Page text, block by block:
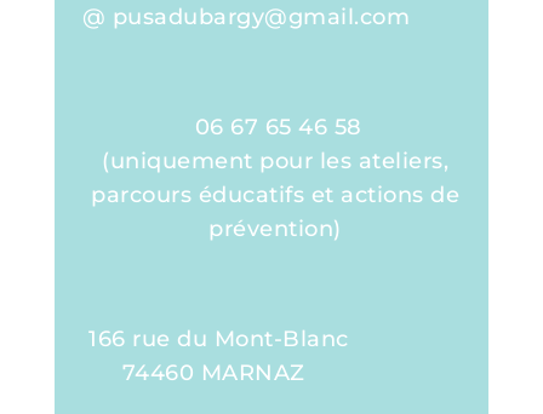
@ pusadubargy@gmail.com
06 67 65 46 58
(uniquement pour les ateliers,
parcours éducatifs et actions de
prévention)
166 rue du Mont-Blanc
74460 MARNAZ